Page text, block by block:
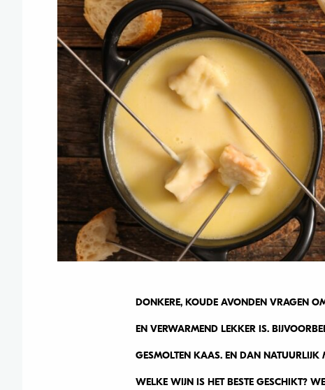
DONKERE, KOUDE AVONDEN VRAGEN
EN VERWARMEND LEKKER IS.
GESMOLTEN KAAS. EN DAN NATUURLIJK
WELKE WIJN IS HET BESTE GESCHIKT?